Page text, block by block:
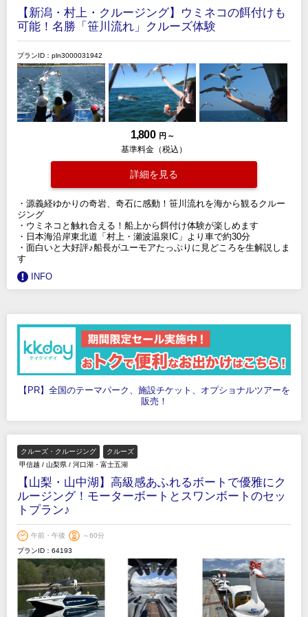
【新潟・村上・クルージング】ウミネコの餌付けも
可能！名勝「笹川流れ」クルーズ体験
プランID：pln3000031942
1,800 円 ～
基準料金（税込）
詳細を見る
・源義経ゆかりの奇岩、奇石に感動！笹川流れを海から観るクルー
ジング
・ウミネコと触れ合える！船上から餌付け体験が楽しめます
・日本海沿岸東北道「村上・瀬波温泉IC」より車で約30分
・面白いと大好評♪船長がユーモアたっぷりに見どころを生解説しま
す
INFO
【PR】全国のテーマパーク、施設チケット、オプショナルツアーを
販売！
クルーズ・クルージング
クルーズ
甲信越 / 山梨県 / 河口湖・富士五湖
【山梨・山中湖】高級感あふれるボートで優雅にク
ルージング！モーターボートとスワンボートのセッ
トプラン♪
午前・午後
～60分
プランID：64193